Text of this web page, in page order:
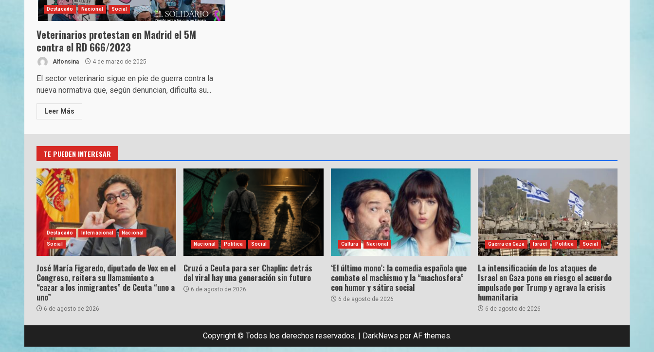
Destacado Nacional Social
Veterinarios protestan en Madrid el 5M
contra el RD 666/2023
Alfonsina 4 de marzo de 2025
El sector veterinario sigue en pie de guerra contra la
nueva normativa que, según denuncian, dificulta su...
Leer Más
TE PUEDEN INTERESAR
Destacado Internacional Nacional
Social
José María Figaredo, diputado de Vox en el
Congreso, reitera su llamamiento a
“cazar a los inmigrantes” de Ceuta “uno a
uno”
6 de agosto de 2026
Nacional Política Social
Cruzó a Ceuta para ser Chaplin: detrás
del viral hay una generación sin futuro
6 de agosto de 2026
Cultura Nacional
‘El último mono’: la comedia española que
combate el machismo y la “machosfera”
con humor y sátira social
6 de agosto de 2026
Guerra en Gaza Israel Política Social
La intensificación de los ataques de
Israel en Gaza pone en riesgo el acuerdo
impulsado por Trump y agrava la crisis
humanitaria
6 de agosto de 2026
Copyright © Todos los derechos reservados. | DarkNews por AF themes.